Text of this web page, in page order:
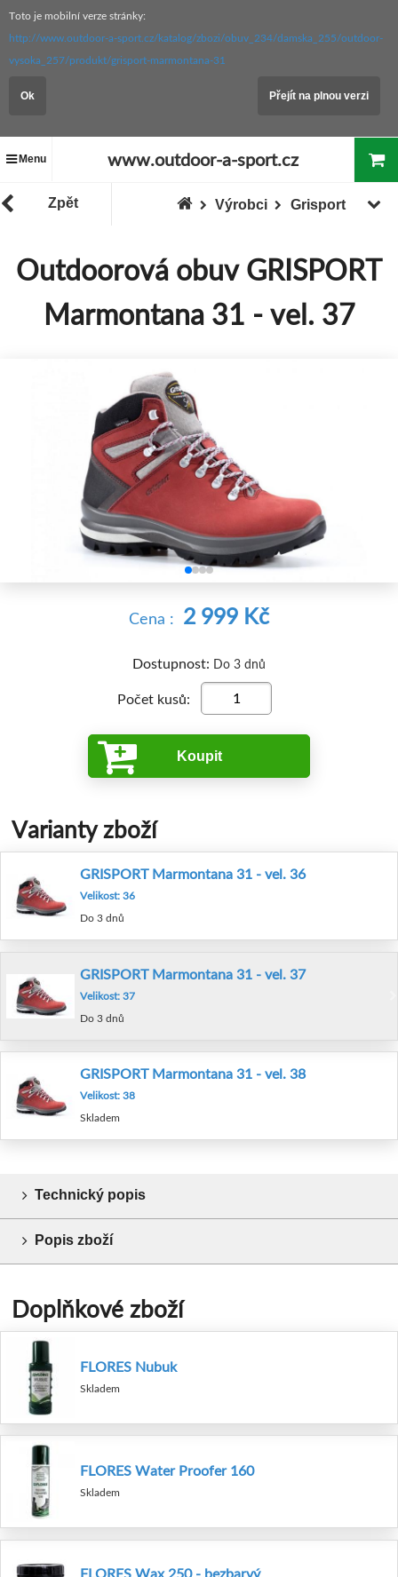
Toto je mobilní verze stránky:
http://www.outdoor-a-sport.cz/katalog/zbozi/obuv_234/damska_255/outdoor-
vysoka_257/produkt/grisport-marmontana-31
Ok Přejít na plnou verzi
Menu www.outdoor-a-sport.cz
Zpět Grisport
Výrobci
Outdoorová obuv GRISPORT
Marmontana 31 - vel. 37
Cena : 2 999 Kč
Dostupnost: Do 3 dnů
Počet kusů:
Koupit
Varianty zboží
GRISPORT Marmontana 31 - vel. 36
Velikost: 36
Do 3 dnů
GRISPORT Marmontana 31 - vel. 37
Velikost: 37
Do 3 dnů
GRISPORT Marmontana 31 - vel. 38
Velikost: 38
Skladem
Technický popis
Popis zboží
Doplňkové zboží
FLORES Nubuk
Skladem
FLORES Water Proofer 160
Skladem
FLORES Wax 250 - bezbarvý